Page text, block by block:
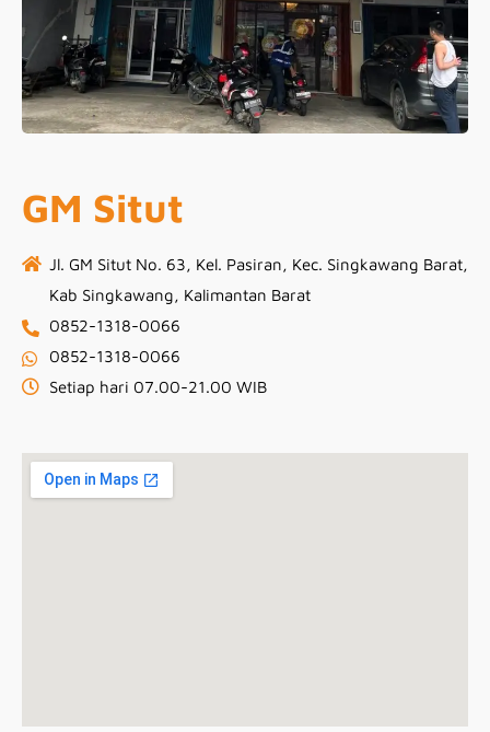
GM Situt
Jl. GM Situt No. 63, Kel. Pasiran, Kec. Singkawang Barat,
Kab Singkawang, Kalimantan Barat
0852-1318-0066
0852-1318-0066
Setiap hari 07.00-21.00 WIB